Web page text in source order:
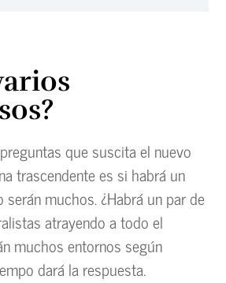
que suscita el nuevo
trascendente es si habrá un
muchos. ¿Habrá un par de
atrayendo a todo el
muchos entornos según
dará la respuesta.